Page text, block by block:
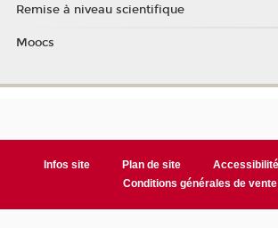
Remise à niveau scientifique
Moocs
Infos site Plan de site
Conditions générales de vente